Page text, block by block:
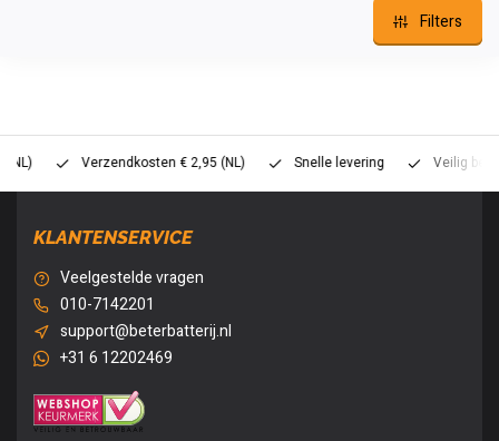
Filters
Verzendkosten € 2,95 (NL) Snelle levering Veilig betalen
KLANTENSERVICE
Veelgestelde vragen
010-7142201
support@beterbatterij.nl
+31 6 12202469